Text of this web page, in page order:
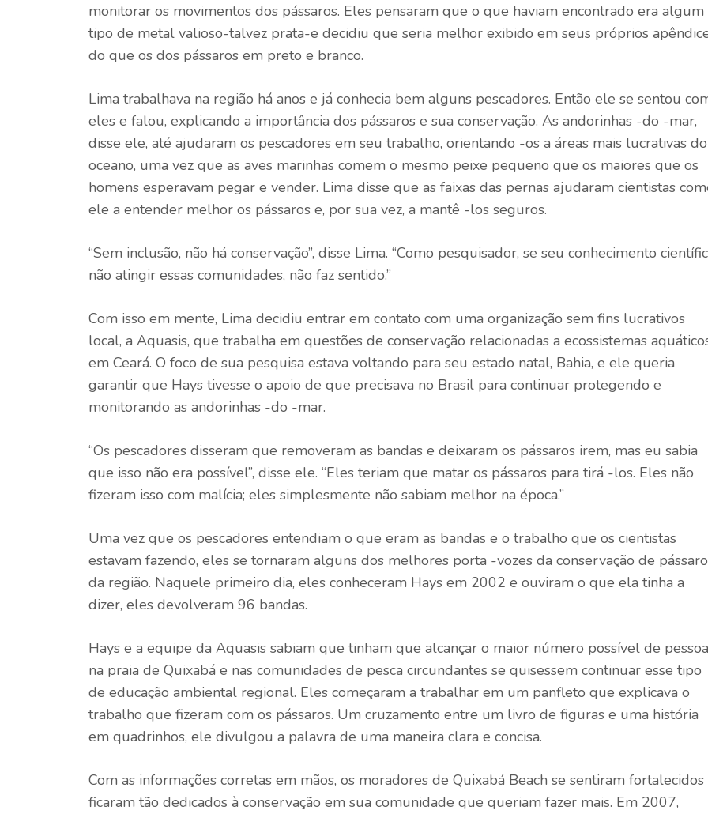
monitorar os movimentos dos pássaros. Eles pensaram que o que haviam encontrado era algum
tipo de metal valioso-talvez prata-e decidiu que seria melhor exibido em seus próprios
do que os dos pássaros em preto e branco.
Lima trabalhava na região há anos e já conhecia bem alguns pescadores. Então ele se sentou
eles e falou, explicando a importância dos pássaros e sua conservação. As andorinhas -do -mar,
disse ele, até ajudaram os pescadores em seu trabalho, orientando -os a áreas mais lucrativas do
oceano, uma vez que as aves marinhas comem o mesmo peixe pequeno que os maiores que os
homens esperavam pegar e vender. Lima disse que as faixas das pernas ajudaram cientistas
ele a entender melhor os pássaros e, por sua vez, a mantê -los seguros.
“Sem inclusão, não há conservação”, disse Lima. “Como pesquisador, se seu conhecimento
não atingir essas comunidades, não faz sentido.”
Com isso em mente, Lima decidiu entrar em contato com uma organização sem fins lucrativos
local, a Aquasis, que trabalha em questões de conservação relacionadas a ecossistemas
em Ceará. O foco de sua pesquisa estava voltando para seu estado natal, Bahia, e ele queria
garantir que Hays tivesse o apoio de que precisava no Brasil para continuar protegendo e
monitorando as andorinhas -do -mar.
“Os pescadores disseram que removeram as bandas e deixaram os pássaros irem, mas eu sabia
que isso não era possível”, disse ele. “Eles teriam que matar os pássaros para tirá -los. Eles não
fizeram isso com malícia; eles simplesmente não sabiam melhor na época.”
Uma vez que os pescadores entendiam o que eram as bandas e o trabalho que os cientistas
estavam fazendo, eles se tornaram alguns dos melhores porta -vozes da conservação de
da região. Naquele primeiro dia, eles conheceram Hays em 2002 e ouviram o que ela tinha a
dizer, eles devolveram 96 bandas.
Hays e a equipe da Aquasis sabiam que tinham que alcançar o maior número possível de
na praia de Quixabá e nas comunidades de pesca circundantes se quisessem continuar esse tipo
de educação ambiental regional. Eles começaram a trabalhar em um panfleto que explicava o
trabalho que fizeram com os pássaros. Um cruzamento entre um livro de figuras e uma história
em quadrinhos, ele divulgou a palavra de uma maneira clara e concisa.
Com as informações corretas em mãos, os moradores de Quixabá Beach se sentiram fortalecidos
ficaram tão dedicados à conservação em sua comunidade que queriam fazer mais. Em 2007,